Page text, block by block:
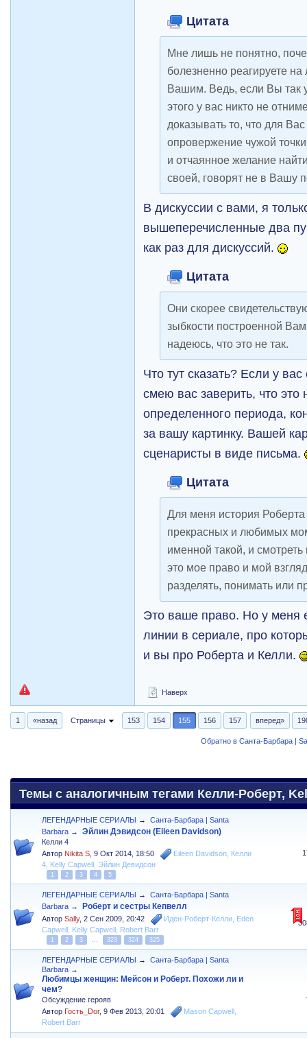
Цитата
Мне лишь не понятно,
болезненно реагируете
Вашим. Ведь, если Вы так
этого у вас никто не
доказывать то, что для
опровержение чужой
и отчаянное желание
своей, говорят не в Вашу
В дискуссии с вами, я
вышеперечисленные два
как раз для дискуссий.
Цитата
Они скорее
зыбкости построенной
надеюсь, что это не так.
Что тут сказать? Если у
смею вас заверить, что это
определенного периода,
за вашу картинку. Вашей
сценаристы в виде письма.
Цитата
Для меня история
прекрасных и любимых
именной такой, и
это мое право и мой
разделять, понимать или
Это ваше право. Но у меня
линии в сериале, про
и вы про Роберта и Келли.
Наверх
1 «назад Страницы 153 154 155 156 157 вперед»
Обратно в Санта-Барбара |
Темы с аналогичным тегами Келли-Роберт,
ЛЕГЕНДАРНЫЕ СЕРИАЛЫ →
Санта-Барбара | Santa
Barbara → Эйлин Дэвидсон (Eileen Davidson)
Келли 4
Автор Nikita S ,9 Окт 2014, 18:50 Eileen Davidson Келли
4 Kelly Capwell Эйлин Девидсон
1 2 3 4 5
ЛЕГЕНДАРНЫЕ СЕРИАЛЫ →
Санта-Барбара | Santa
Barbara → Роберт и сестры Кепвелл
АвторSally,2 Сен 2009, 20:42 Иден-Роберт-Келли Eden
Capwell Kelly Capwell Robert Barr
1 2 3 ... 323 324 325
ЛЕГЕНДАРНЫЕ СЕРИАЛЫ →
Санта-Барбара | Santa
Barbara →
Любимцы женщин: Мейсон и Роберт. Похожи ли и
чем?
Обсуждение герояв
Автор Гость_Dor,9 Фев 2013, 20:01 Mason Capwell
Robert Barr